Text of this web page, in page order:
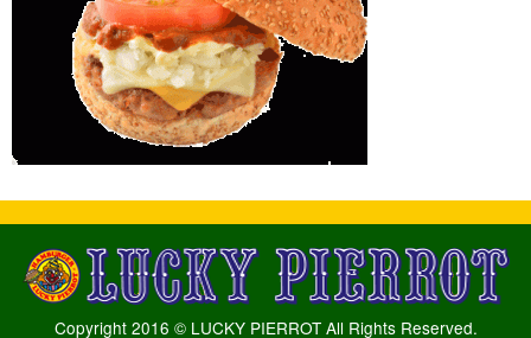
Copyright 2016 © LUCKY PIERROT All Rights Reserved.